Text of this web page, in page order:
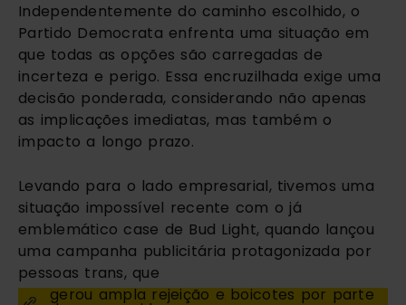
Independentemente do caminho escolhido, o
Partido Democrata enfrenta uma situação em
que todas as opções são carregadas de
incerteza e perigo. Essa encruzilhada exige uma
decisão ponderada, considerando não apenas
as implicações imediatas, mas também o
impacto a longo prazo.
Levando para o lado empresarial, tivemos uma
situação impossível recente com o já
emblemático case de Bud Light, quando lançou
uma campanha publicitária protagonizada por
pessoas trans, que
gerou ampla rejeição e boicotes por parte